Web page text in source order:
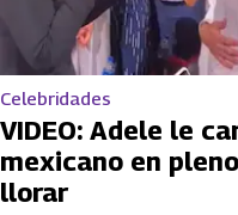
Celebridades
VIDEO: Adele le
mexicano en
llorar